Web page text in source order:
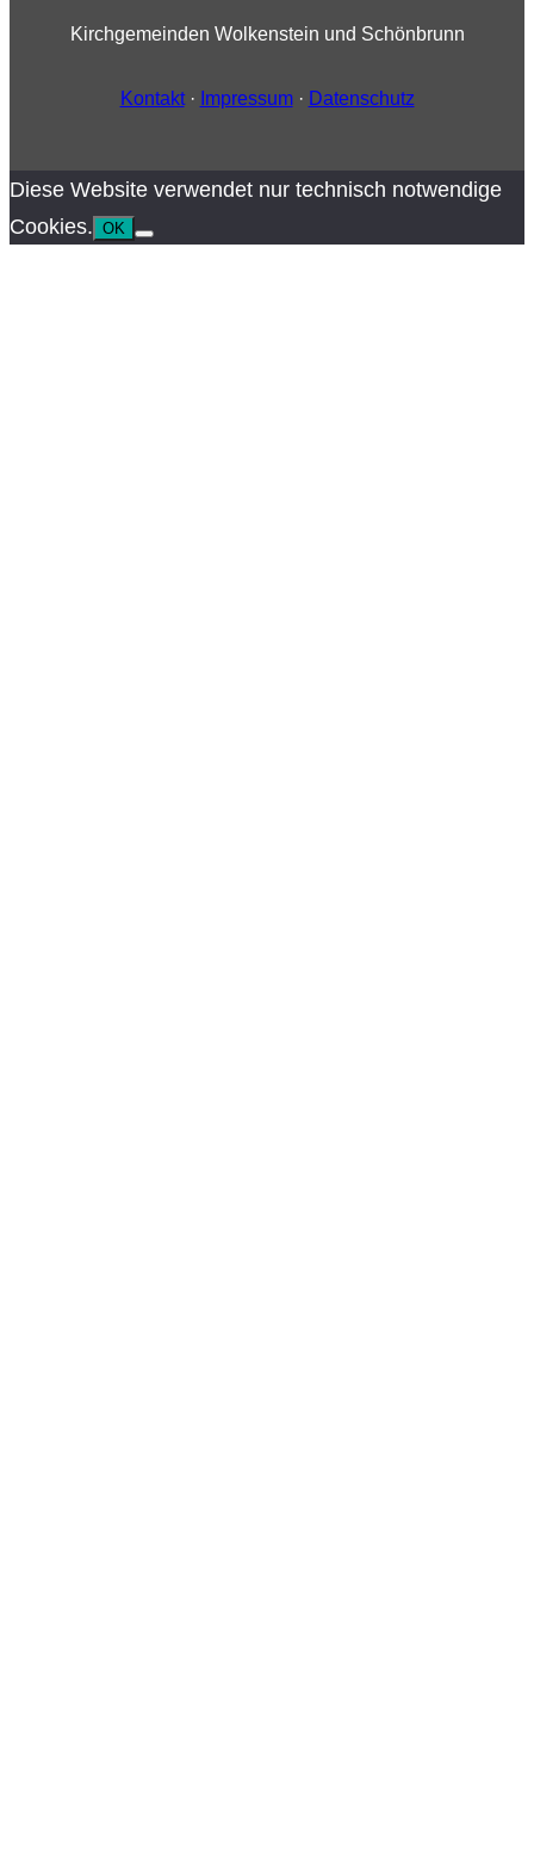
Kirchgemeinden Wolkenstein und Schönbrunn
Kontakt· Impressum· Datenschutz
Diese Website verwendet nur technisch notwendige
Cookies. OK